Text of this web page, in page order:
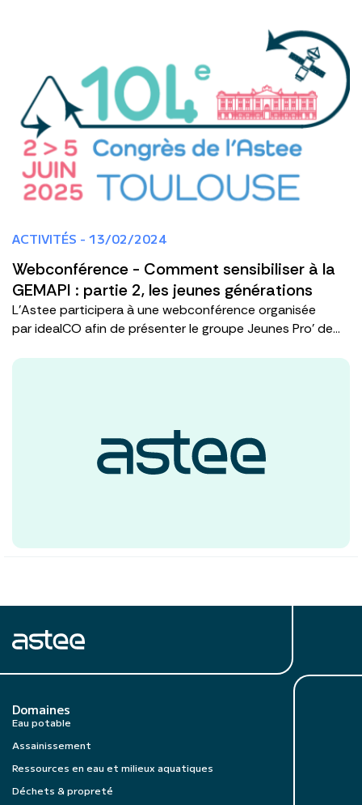
ACTIVITÉS - 13/02/2024
Webconférence - Comment sensibiliser à la
GEMAPI : partie 2, les jeunes générations
L'Astee participera à une webconférence organisée
par idealCO afin de présenter le groupe Jeunes Pro' de...
Domaines
Eau potable
Assainissement
Ressources en eau et milieux aquatiques
Déchets & propreté